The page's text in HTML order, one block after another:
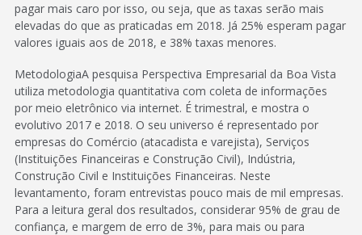
pagar mais caro por isso, ou seja, que as taxas serão mais
elevadas do que as praticadas em 2018. Já 25% esperam pagar
valores iguais aos de 2018, e 38% taxas menores.
MetodologiaA pesquisa Perspectiva Empresarial da Boa Vista
utiliza metodologia quantitativa com coleta de informações
por meio eletrônico via internet. É trimestral, e mostra o
evolutivo 2017 e 2018. O seu universo é representado por
empresas do Comércio (atacadista e varejista), Serviços
(Instituições Financeiras e Construção Civil), Indústria,
Construção Civil e Instituições Financeiras. Neste
levantamento, foram entrevistas pouco mais de mil empresas.
Para a leitura geral dos resultados, considerar 95% de grau de
confiança, e margem de erro de 3%, para mais ou para